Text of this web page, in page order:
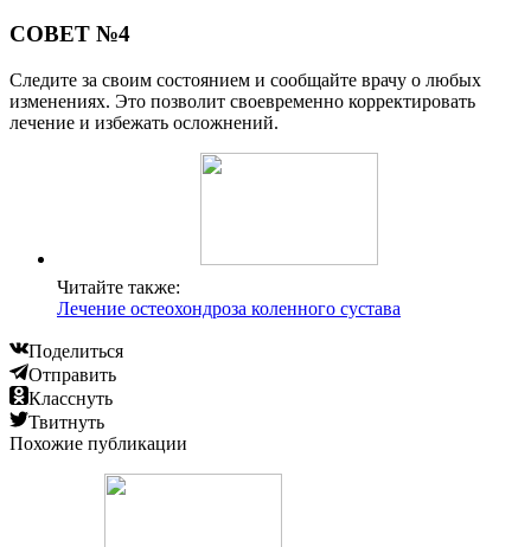
СОВЕТ №4
Следите за своим состоянием и сообщайте врачу о любых
изменениях. Это позволит своевременно корректировать
лечение и избежать осложнений.
Читайте также:
Лечение остеохондроза коленного сустава
Поделиться
Отправить
Класснуть
Твитнуть
Похожие публикации